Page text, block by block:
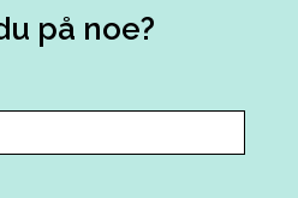
på noe?